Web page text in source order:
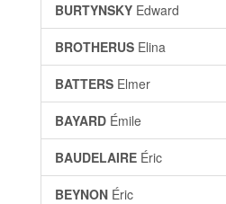
BURTYNSKY Edward
BROTHERUS Elina
BATTERS Elmer
BAYARD Émile
BAUDELAIRE Éric
BEYNON Éric